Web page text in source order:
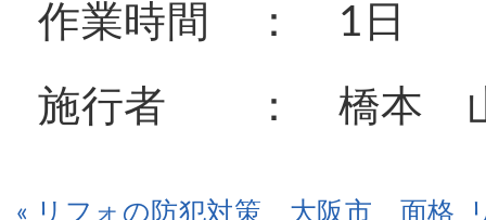
作業時間 ： 1日
施行者 ： 橋本
« リフォの防犯対策 大阪市 面格